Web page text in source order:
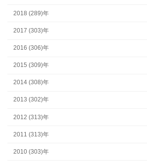
2018 (289)年
2017 (303)年
2016 (306)年
2015 (309)年
2014 (308)年
2013 (302)年
2012 (313)年
2011 (313)年
2010 (303)年